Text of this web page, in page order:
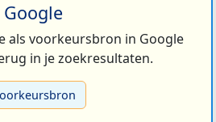
als voorkeursbron in Google
in je zoekresultaten.